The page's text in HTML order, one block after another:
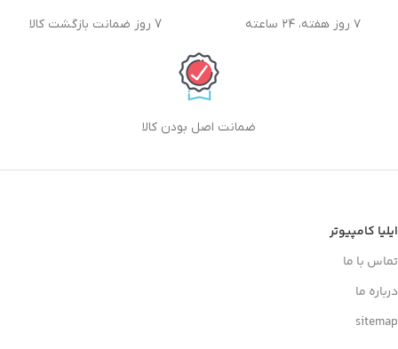
۷ روز هفته، ۲۴ ساعته 7 روز ضمانت بازگشت کالا
ضمانت اصل بودن کالا
ایلیا کامپیوتر
تماس با ما
درباره ما
sitemap